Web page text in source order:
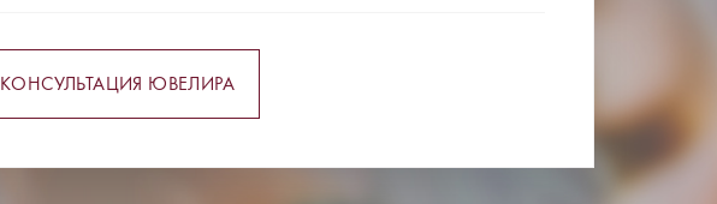
КОНСУЛЬТАЦИЯ ЮВЕЛИРА